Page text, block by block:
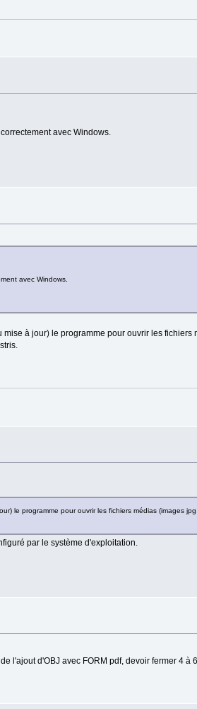
avec Windows.
avec Windows.
à jour) le programme pour ouvrir les
le programme pour ouvrir les fichiers médias (images
par le système d'exploitation.
l'ajout d'OBJ avec FORM pdf, devoir fermer 4